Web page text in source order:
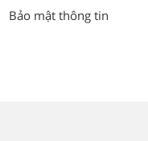
Bảo mật thông tin